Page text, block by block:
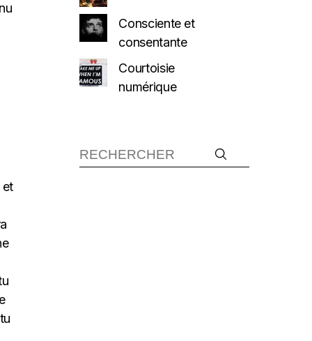
et
Consciente et
consentante
Courtoisie
numérique